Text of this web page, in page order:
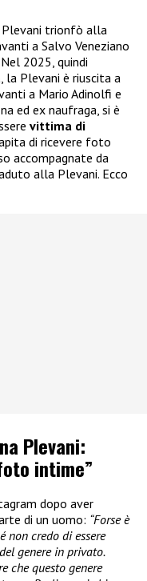
Plevani trionfò alla
a Salvo Veneziano
2025, quindi
Plevani è riuscita a
a Mario Adinolfi e
ed ex naufraga, si è
vittima di
di ricevere foto
accompagnate da
alla Plevani. Ecco
Plevani:
intime”
dopo aver
di un uomo: “Forse è
non credo di essere
genere in privato.
che questo genere